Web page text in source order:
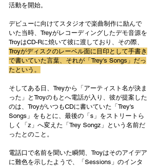
活動を開始。
デビューに向けてスタジオで楽曲制作に励んで
いた当時、Treyがレコーディングしたデモ音源を
TroyはCD-Rに焼いて彼に渡しており、その際、
Troyがディスクのレーベル面に目印として手書き
で書いていた言葉、それが「Trey's Songs」だっ
たという。
そしてある日、Treyから「アーティスト名が決ま
った」とTroyのもとへ電話が入り、彼が提案した
のは、TroyがいつもCDに書いていた「Trey's
Songs」をもとに、最後の「s」をストリートら
しく「z」へ変えた「Trey Songz」という名前だ
ったとのこと。
電話口で名前を聞いた瞬間、Troyはそのアイデア
に難色を示したようで、「Sessions」のインタ